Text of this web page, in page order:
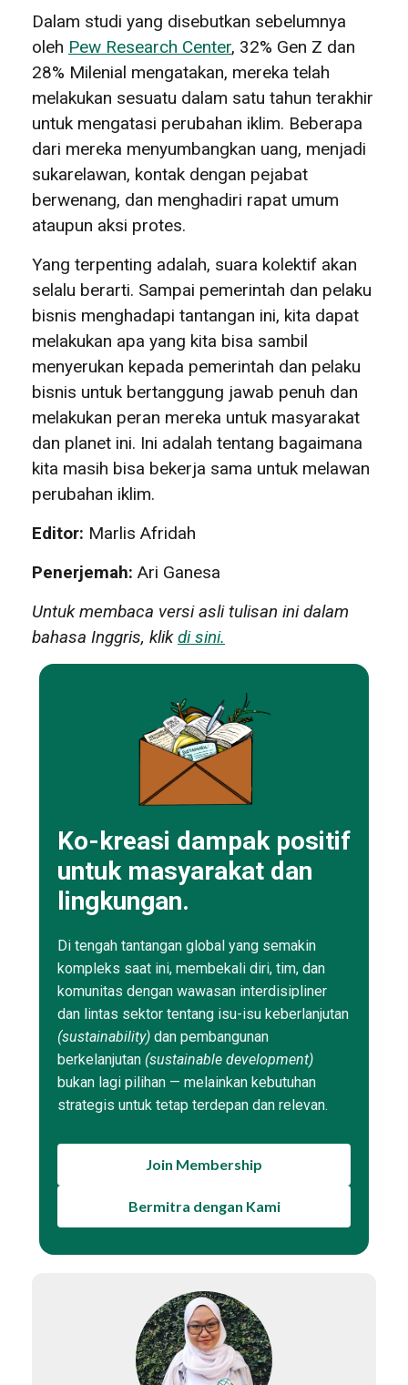
Dalam studi yang disebutkan sebelumnya
oleh Pew Research Center, 32% Gen Z dan
28% Milenial mengatakan, mereka telah
melakukan sesuatu dalam satu tahun terakhir
untuk mengatasi perubahan iklim. Beberapa
dari mereka menyumbangkan uang, menjadi
sukarelawan, kontak dengan pejabat
berwenang, dan menghadiri rapat umum
ataupun aksi protes.
Yang terpenting adalah, suara kolektif akan
selalu berarti. Sampai pemerintah dan pelaku
bisnis menghadapi tantangan ini, kita dapat
melakukan apa yang kita bisa sambil
menyerukan kepada pemerintah dan pelaku
bisnis untuk bertanggung jawab penuh dan
melakukan peran mereka untuk masyarakat
dan planet ini. Ini adalah tentang bagaimana
kita masih bisa bekerja sama untuk melawan
perubahan iklim.
Editor: Marlis Afridah
Penerjemah: Ari Ganesa
Untuk membaca versi asli tulisan ini dalam
bahasa Inggris, klikdi sini.
Ko-kreasi dampak positif
untuk masyarakat dan
lingkungan.
Di tengah tantangan global yang semakin
kompleks saat ini, membekali diri, tim, dan
komunitas dengan wawasan interdisipliner
dan lintas sektor tentang isu-isu keberlanjutan
(sustainability) dan pembangunan
berkelanjutan (sustainable development)
bukan lagi pilihan — melainkan kebutuhan
strategis untuk tetap terdepan dan relevan.
Join Membership
Bermitra dengan Kami